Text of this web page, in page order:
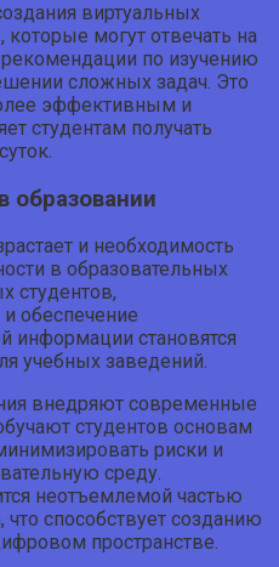
виртуальных
могут отвечать на
по изучению
сложных задач. Это
эффективным и
студентам получать
образовании
и необходимость
в образовательных
студентов,
обеспечение
информации становятся
учебных заведений.
внедряют современные
студентов основам
риски и
среду.
неотъемлемой частью
что способствует созданию
пространстве.